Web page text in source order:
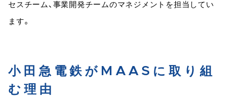
セスチーム、事業開発チームのマネジメントを担当してい
ます。
小田急電鉄がMAASに取り組
む理由